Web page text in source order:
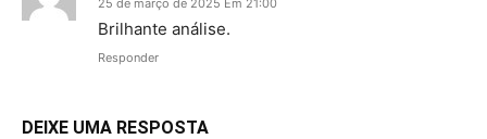
Brilhante análise.
Responder
DEIXE UMA RESPOSTA